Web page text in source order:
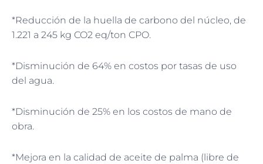
*Reducción de la huella de carbono del núcleo, de
1.221 a 245 kg CO2 eq/ton CPO.
*Disminución de 64% en costos por tasas de uso
del agua.
*Disminución de 25% en los costos de mano de
obra.
*Mejora en la calidad de aceite de palma (libre de